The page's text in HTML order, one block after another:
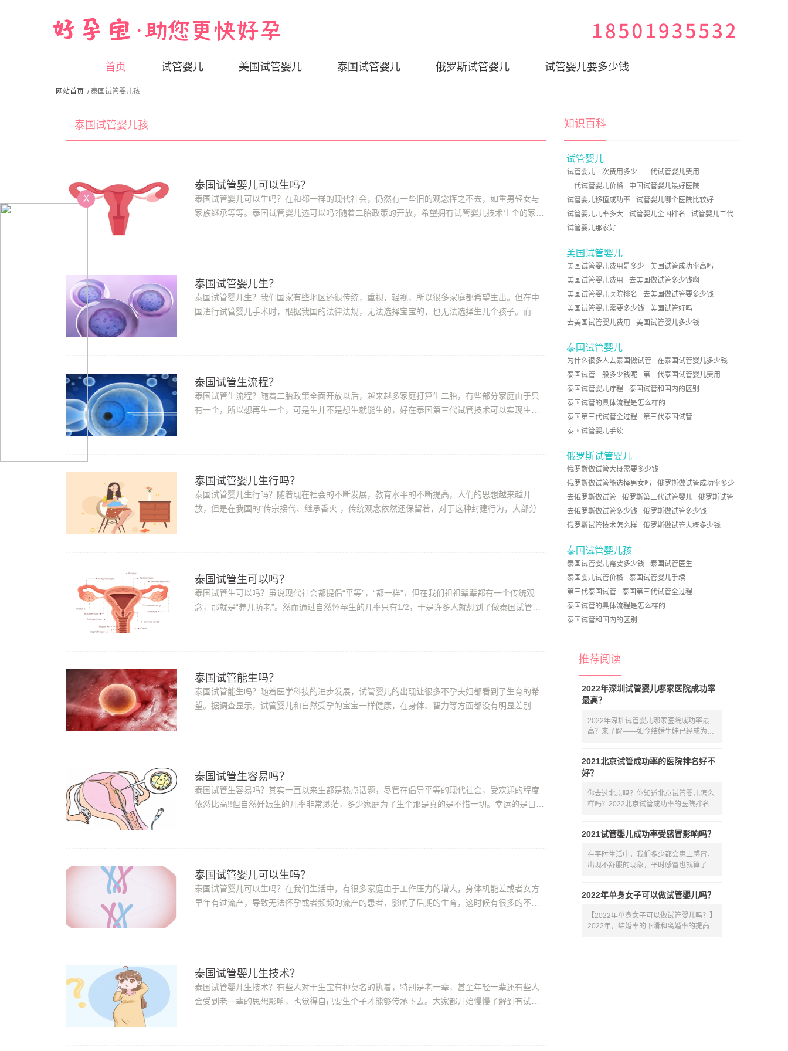
首页 试管婴儿 美国试管婴儿 泰国试管婴儿 俄罗斯试管婴儿 试管婴儿要多少钱
网站首页 / 泰国试管婴儿孩
泰国试管婴儿孩
泰国试管婴儿可以生吗？​
泰国试管婴儿可以生吗？在和都一样的现代社会，仍然有一些旧的观念挥之不去，如重男轻女与
家族继承等等。泰国试管婴儿选可以吗?随着二胎政策的开放，希望拥有试管婴儿技术生个的家庭
泰国试管婴儿生？
泰国试管婴儿生？我们国家有些地区还很传统，重视，轻视，所以很多家庭都希望生出。但在中
国进行试管婴儿手术时，根据我国的法律法规，无法选择宝宝的，也无法选择生几个孩子。而在
泰国试管生流程？
泰国试管生流程？随着二胎政策全面开放以后，越来越多家庭打算生二胎，有些部分家庭由于只
有一个，所以想再生一个，可是生并不是想生就能生的，好在泰国第三代试管技术可以实现生。
泰国试管婴儿生行吗？
泰国试管婴儿生行吗？随着现在社会的不断发展，教育水平的不断提高，人们的思想越来越开
放，但是在我国的“传宗接代、继承香火”，传统观念依然还保留着，对于这种封建行为，大部分的
泰国试管生可以吗？​
泰国试管生可以吗？虽说现代社会都提倡“平等”，“都一样”，但在我们祖祖辈辈都有一个传统观
念，那就是“养儿防老”。然而通过自然怀孕生的几率只有1/2，于是许多人就想到了做泰国试管婴
泰国试管能生吗？
泰国试管能生吗？随着医学科技的进步发展，试管婴儿的出现让很多不孕夫妇都看到了生育的希
望。据调查显示，试管婴儿和自然受孕的宝宝一样健康，在身体、智力等方面都没有明显差别。
泰国试管生容易吗？
泰国试管生容易吗？其实一直以来生都是热点话题，尽管在倡导平等的现代社会，受欢迎的程度
依然比高!!但自然妊娠生的几率非常渺茫，多少家庭为了生个那是真的是不惜一切。幸运的是目前
泰国试管婴儿可以生吗？
泰国试管婴儿可以生吗？在我们生活中，有很多家庭由于工作压力的增大，身体机能差或者女方
早年有过流产，导致无法怀孕或者频频的流产的患者，影响了后期的生育，这时候有很多的不孕
泰国试管婴儿生技术？​
泰国试管婴儿生技术？有些人对于生宝有种莫名的执着，特别是老一辈，甚至年轻一辈还有些人
会受到老一辈的思想影响，也觉得自己要生个子才能够传承下去。大家都开始慢慢了解到有试管
知识百科
试管婴儿
试管婴儿一次费用多少
二代试管婴儿费用
一代试管婴儿价格
中国试管婴儿最好医院
试管婴儿移植成功率
试管婴儿哪个医院比较好
试管婴儿几率多大
试管婴儿全国排名
试管婴儿二代
试管婴儿那家好
美国试管婴儿
美国试管婴儿费用是多少
美国试管成功率高吗
美国试管婴儿费用
去美国做试管多少钱啊
美国试管婴儿医院排名
去美国做试管要多少钱
美国试管婴儿需要多少钱
美国试管好吗
去美国试管婴儿费用
美国试管婴儿多少钱
泰国试管婴儿
为什么很多人去泰国做试管
在泰国试管婴儿多少钱
泰国试管一般多少钱呢
第二代泰国试管婴儿费用
泰国试管婴儿疗程
泰国试管和国内的区别
泰国试管的具体流程是怎么样的
泰国第三代试管全过程
第三代泰国试管
泰国试管婴儿手续
俄罗斯试管婴儿
俄罗斯做试管大概需要多少钱
俄罗斯做试管能选择男女吗
俄罗斯做试管成功率多少
去俄罗斯做试管
俄罗斯第三代试管婴儿
俄罗斯试管
去俄罗斯做试管多少钱
俄罗斯做试管多少钱
俄罗斯试管技术怎么样
俄罗斯做试管大概多少钱
泰国试管婴儿孩
泰国试管婴儿需要多少钱
泰国试管医生
泰国婴儿试管价格
泰国试管婴儿手续
第三代泰国试管
泰国第三代试管全过程
泰国试管的具体流程是怎么样的
泰国试管和国内的区别
推荐阅读
2022年深圳试管婴儿哪家医院成功率
最高？
2022年深圳试管婴儿哪家医院成功率最
高？来了解——如今结婚生娃已经成为我
2021北京试管成功率的医院排名好不
好？
你去过北京吗？你知道北京试管婴儿怎么
样吗？2022北京试管成功率的医院排名好
2021试管婴儿成功率受感冒影响吗？
在平时生活中，我们多少都会患上感冒，
出现不舒服的现象，平时感冒也就算了，
2022年单身女子可以做试管婴儿吗？
【2022年单身女子可以做试管婴儿吗？】
2022年，结婚率的下滑和离婚率的提高，
X